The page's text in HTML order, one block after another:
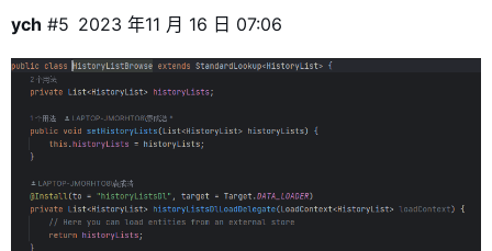
ych 2023 年11 月 16 日 07:06
#5